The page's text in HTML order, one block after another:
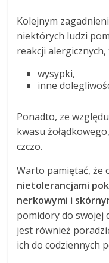
Kolejnym
niektórych ludzi
reakcji alergicznych,
wysypki,
inne
Ponadto, ze
kwasu
czczo.
Warto pamiętać, że
nietolerancjami
nerkowymi i
pomidory do swojej
jest również
ich do codziennych